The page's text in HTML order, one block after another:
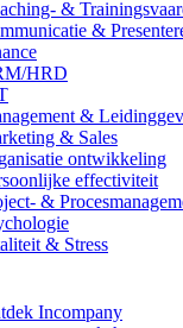
&
&
HRD
&
& Sales
ontwikkeling
effectiviteit
&
& Stress
Incompany